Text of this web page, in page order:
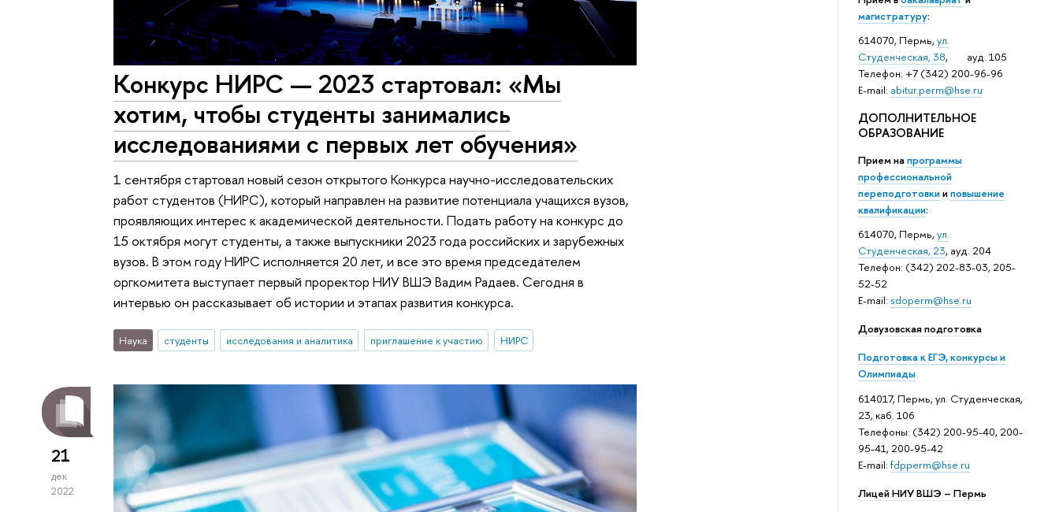
магистратуру:
614070, Пермь,ул.
Студенческая, 38, ауд. 105
Телефон: +7 (342) 200-96-96
E-mail: abitur.perm@hse.ru
ДОПОЛНИТЕЛЬНОЕ
ОБРАЗОВАНИЕ
Прием напрограммы
профессиональной
переподготовкииповышение
квалификации:
614070, Пермь,ул.
Студенческая, 23, ауд. 204
Телефон: (342) 202-83-03, 205-
52-52
E-mail: sdoperm@hse.ru
Довузовская подготовка
Подготовка к ЕГЭ, конкурсы и
Олимпиады
614017, Пермь, ул. Студенческая,
23, каб. 106
Телефоны: (342) 200-95-40, 200-
95-41, 200-95-42
E-mail: fdpperm@hse.ru
Лицей НИУ ВШЭ – Пермь
Конкурс НИРС — 2023 стартовал: «Мы
хотим, чтобы студенты занимались
исследованиями с первых лет обучения»
1 сентября стартовал новый сезон открытого Конкурса научно-исследовательских
работ студентов (НИРС), который направлен на развитие потенциала учащихся вузов,
проявляющих интерес к академической деятельности. Подать работу на конкурс до
15 октября могут студенты, а также выпускники 2023 года российских и зарубежных
вузов. В этом году НИРС исполняется 20 лет, и все это время председателем
оргкомитета выступает первый проректор НИУ ВШЭ Вадим Радаев. Сегодня в
интервью он рассказывает об истории и этапах развития конкурса.
Наука студенты исследования и аналитика приглашение к участию НИРС
21
дек
2022